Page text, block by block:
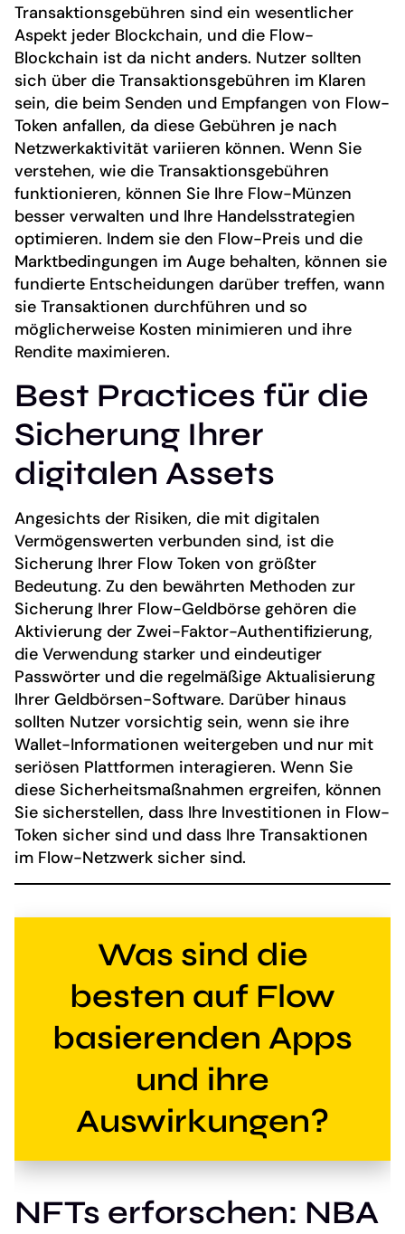
Transaktionsgebühren sind ein wesentlicher
Aspekt jeder Blockchain, und die Flow-
Blockchain ist da nicht anders. Nutzer sollten
sich über die Transaktionsgebühren im Klaren
sein, die beim Senden und Empfangen von Flow-
Token anfallen, da diese Gebühren je nach
Netzwerkaktivität variieren können. Wenn Sie
verstehen, wie die Transaktionsgebühren
funktionieren, können Sie Ihre Flow-Münzen
besser verwalten und Ihre Handelsstrategien
optimieren. Indem sie den Flow-Preis und die
Marktbedingungen im Auge behalten, können sie
fundierte Entscheidungen darüber treffen, wann
sie Transaktionen durchführen und so
möglicherweise Kosten minimieren und ihre
Rendite maximieren.
Best Practices für die
Sicherung Ihrer
digitalen Assets
Angesichts der Risiken, die mit digitalen
Vermögenswerten verbunden sind, ist die
Sicherung Ihrer Flow Token von größter
Bedeutung. Zu den bewährten Methoden zur
Sicherung Ihrer Flow-Geldbörse gehören die
Aktivierung der Zwei-Faktor-Authentifizierung,
die Verwendung starker und eindeutiger
Passwörter und die regelmäßige Aktualisierung
Ihrer Geldbörsen-Software. Darüber hinaus
sollten Nutzer vorsichtig sein, wenn sie ihre
Wallet-Informationen weitergeben und nur mit
seriösen Plattformen interagieren. Wenn Sie
diese Sicherheitsmaßnahmen ergreifen, können
Sie sicherstellen, dass Ihre Investitionen in Flow-
Token sicher sind und dass Ihre Transaktionen
im Flow-Netzwerk sicher sind.
Was sind die
besten auf Flow
basierenden Apps
und ihre
Auswirkungen?
NFTs erforschen: NBA